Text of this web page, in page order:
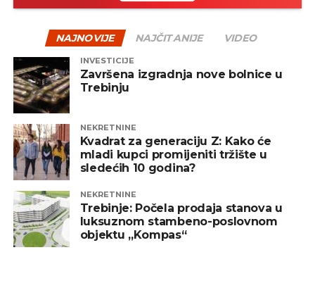
NAJNOVIJE NAJČITANIJE VIDEO
INVESTICIJE
Završena izgradnja nove bolnice u
Trebinju
NEKRETNINE
Kvadrat za generaciju Z: Kako će
mladi kupci promijeniti tržište u
sledećih 10 godina?
NEKRETNINE
Trebinje: Počela prodaja stanova u
luksuznom stambeno-poslovnom
objektu „Kompas“